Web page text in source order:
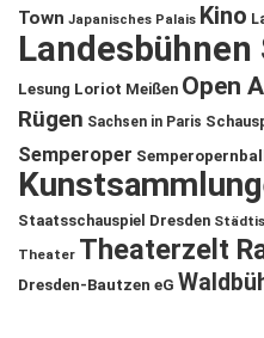
Town Japanisches Palais Kino
Landesbühnen
Lesung Loriot Meißen Open
Rügen Sachsen in Paris
Semperoper Semperopernball
Staatsschauspiel Dresden
Theater Theaterzelt
Dresden-Bautzen eG